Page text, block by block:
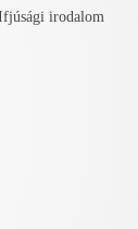
irodalom